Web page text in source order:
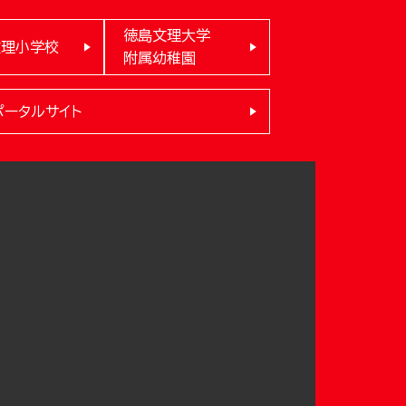
小学校
徳島文理大学
附属幼稚園
タルサイト